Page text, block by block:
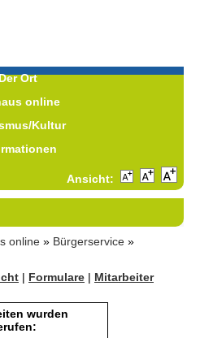
Ort
online
Kultur
Ansicht:
online » Bürgerservice »
| Formulare | Mitarbeiter
wurden